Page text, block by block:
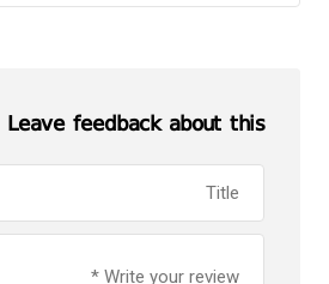
Leave feedback about this